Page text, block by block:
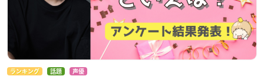
ランキング 話題 声優